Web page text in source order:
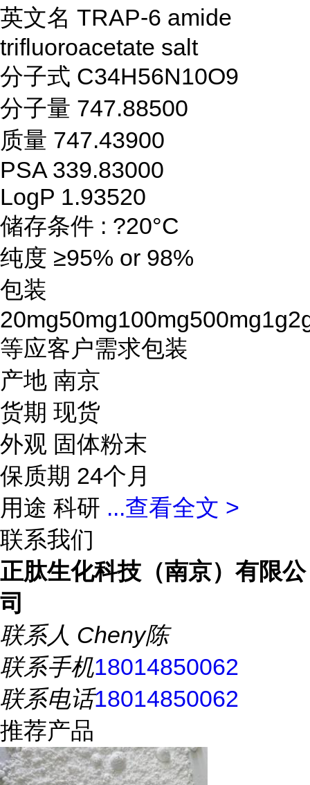
英文名 TRAP-6 amide
trifluoroacetate salt
分子式 C34H56N10O9
分子量 747.88500
质量 747.43900
PSA 339.83000
LogP 1.93520
储存条件 : ?20°C
纯度 ≥95% or 98%
包装
等应客户需求包装
产地 南京
货期 现货
外观 固体粉末
保质期 24个月
用途 科研 ...查看全文 >
联系我们
正肽生化科技（南京）有限公
司
联系人 Cheny陈
联系手机18014850062
联系电话18014850062
推荐产品